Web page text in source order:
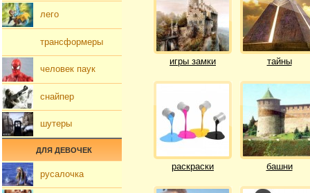
игры замки тайны
раскраски башни
лего
трансформеры
человек паук
снайпер
шутеры
ДЛЯ ДЕВОЧЕК
русалочка